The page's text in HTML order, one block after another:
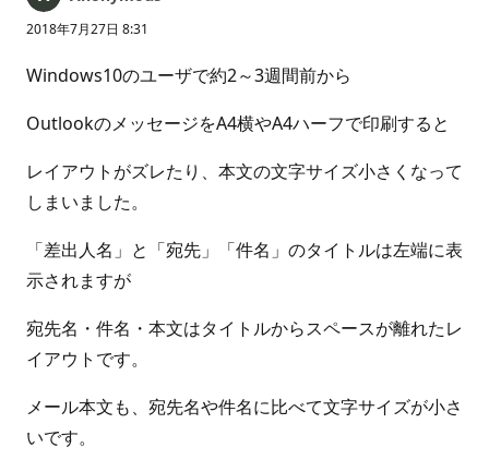
2018年7月27日 8:31
Windows10のユーザで約2～3週間前から
OutlookのメッセージをA4横やA4ハーフで印刷すると
レイアウトがズレたり、本文の文字サイズ小さくなって
しまいました。
「差出人名」と「宛先」「件名」のタイトルは左端に表
示されますが
宛先名・件名・本文はタイトルからスペースが離れたレ
イアウトです。
メール本文も、宛先名や件名に比べて文字サイズが小さ
いです。